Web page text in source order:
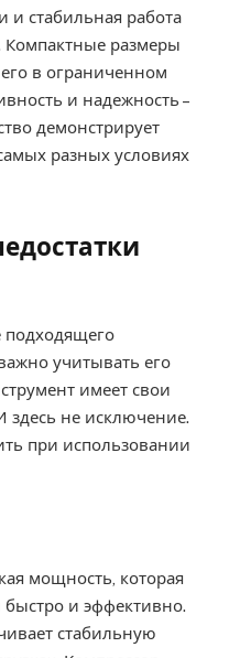
и стабильная работа
Компактные размеры
в ограниченном
и надежность –
демонстрирует
разных условиях
подходящего
учитывать его
имеет свои
здесь не исключение.
при использовании
мощность, которая
быстро и эффективно.
стабильную